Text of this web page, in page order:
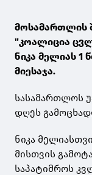
მოსამართლის
"კოალიცია
ნიკა მელიას 1
მიესაჯა.
სასამართლოს
დღეს
ნიკა
მისთვის
საპატიმროს